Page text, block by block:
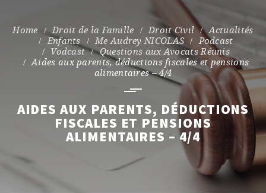
Droit de la Famille Droit Civil
Actualités
Enfants
Me Audrey NICOLAS
Podcast
Vodcast
Questions aux Avocats Réunis
Aides aux parents, déductions fiscales et pensions
alimentaires – 4/4
AIDES AUX PARENTS, DÉDUCTIONS
FISCALES ET PENSIONS
ALIMENTAIRES – 4/4